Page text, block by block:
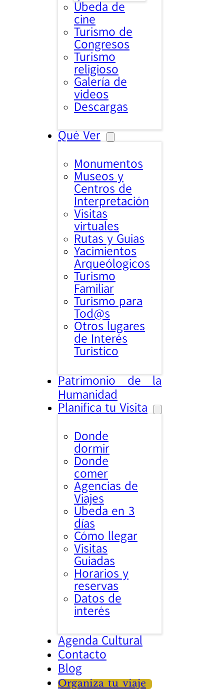
Úbeda de
cine
Turismo de
Congresos
Turismo
religioso
Galería de
videos
Descargas
Qué Ver
Monumentos
Museos y
Centros de
Interpretación
Visitas
virtuales
Rutas y Guias
Yacimientos
Arqueólogicos
Turismo
Familiar
Turismo para
Tod@s
Otros lugares
de Interés
Turistico
Patrimonio de la
Humanidad
Planifica tu Visita
Donde
dormir
Donde
comer
Agencias de
Viajes
Úbeda en 3
días
Cómo llegar
Visitas
Guiadas
Horarios y
reservas
Datos de
interés
Agenda Cultural
Contacto
Blog
Organiza tu viaje